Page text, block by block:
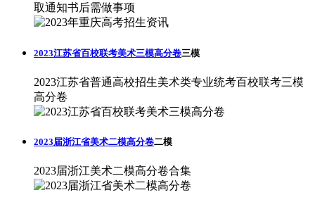
取通知书后需做事项
2023江苏省百校联考美术三模高分卷三模
2023江苏省普通高校招生美术类专业统考百校联考三模
高分卷
2023届浙江省美术二模高分卷二模
2023届浙江美术二模高分卷合集